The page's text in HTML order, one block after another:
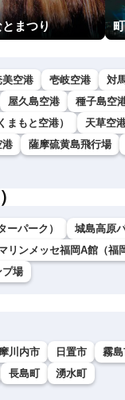
まつり
美空港 壱岐空港
対
屋久島空港
種子島空
まもと空港）
天草空
港 薩摩硫黄島飛行場
パーク） 城島高原
リンメッセ福岡A館（福
プ場
川内市 日置市 霧
長島町 湧水町